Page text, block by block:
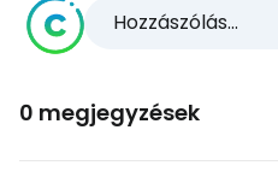
Hozzászólás...
0 megjegyzések